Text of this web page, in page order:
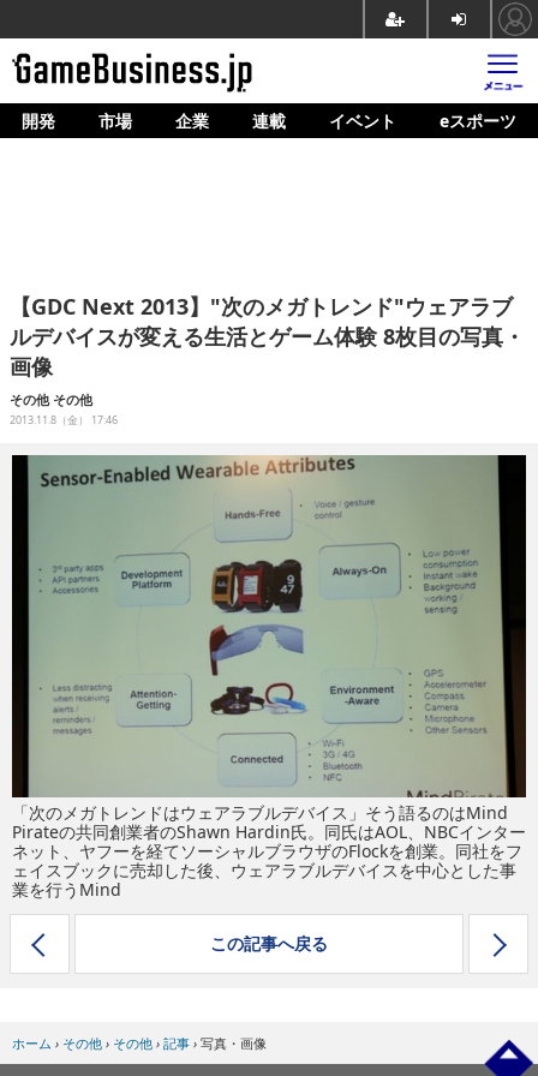
ホーム
企業動向
人材育成
産業政策
eスポーツ
開発 市場 企業 連載 イベント eスポーツ
【GDC Next 2013】"次のメガトレンド"ウェアラブ
ルデバイスが変える生活とゲーム体験 8枚目の写真・
画像
その他 その他
2013.11.8（金） 17:46
「次のメガトレンドはウェアラブルデバイス」そう語るのはMind
Pirateの共同創業者のShawn Hardin氏。同氏はAOL、NBCインター
ネット、ヤフーを経てソーシャルブラウザのFlockを創業。同社をフ
ェイスブックに売却した後、ウェアラブルデバイスを中心とした事
業を行うMind
この記事へ戻る
ホーム › その他 › その他 › 記事 › 写真・画像